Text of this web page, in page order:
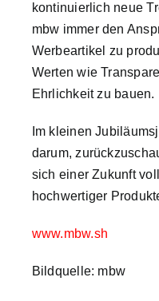
Magazin
Über uns
Suche
nach:
kontinuierlich neue
mbw immer den
Werbeartikel zu
Werten wie
Ehrlichkeit zu bauen.
Im kleinen
darum,
sich einer Zukunft
hochwertiger
www.mbw.sh
Bildquelle: mbw